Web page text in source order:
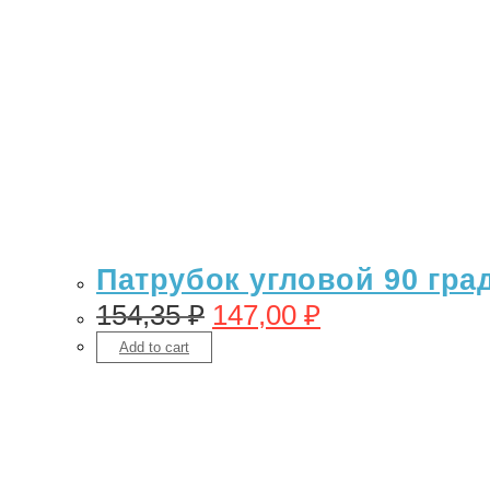
Патрубок угловой 90
154,35₽ 147,00 ₽
Add to cart